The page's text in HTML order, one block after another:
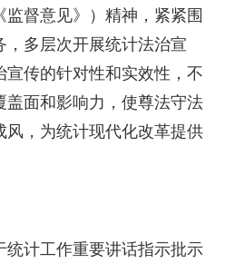
督意见》）精神，紧紧围
多层次开展统计法治宣
传的针对性和实效性，不
盖面和影响力，使尊法守法
风，为统计现代化改革提供
统计工作重要讲话指示批示